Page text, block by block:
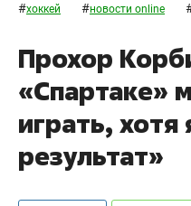
#хоккей #новости online
Прохор
«Спартаке»
играть, хотя
результат»